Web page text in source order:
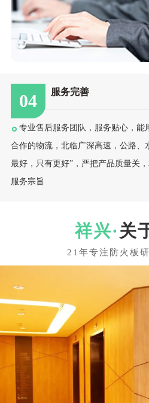
04 服务完善
专业售后服务团队，服务贴心，
合作的物流，北临广深高速，公路、
最好，只有更好”，严把产品质量关
服务宗旨
关